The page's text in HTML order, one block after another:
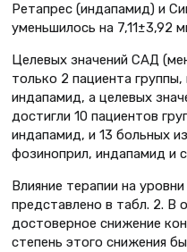
Ретапрес (индапамид) и
уменьшилось на 7,11±3,92
Целевых значений САД
только 2 пациента
индапамид, а целевых
достигли 10 пациентов
индапамид, и 13 больных
фозиноприл, индапамид и
Влияние терапии на
представлено в табл. 2. В
достоверное снижение
степень этого снижения